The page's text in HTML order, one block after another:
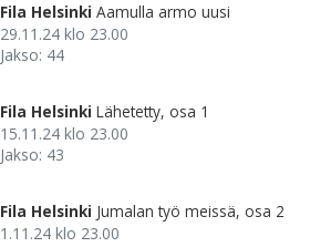
Fila Helsinki Aamulla armo uusi
29.11.24 klo 23.00
Jakso: 44
Fila Helsinki Lähetetty, osa 1
15.11.24 klo 23.00
Jakso: 43
Fila Helsinki Jumalan työ meissä, osa 2
1.11.24 klo 23.00